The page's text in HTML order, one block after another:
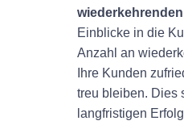
Einblicke in die
Anzahl an
Ihre Kunden
treu bleiben. Dies
langfristigen